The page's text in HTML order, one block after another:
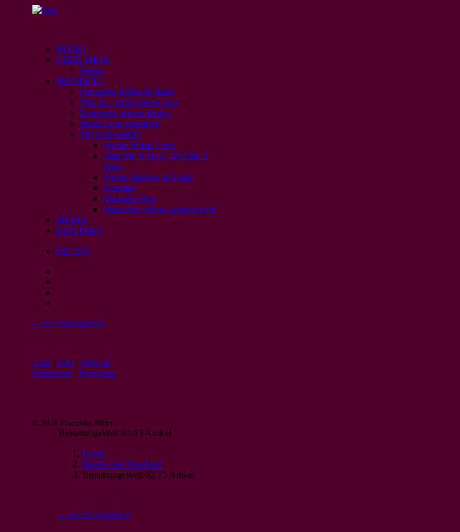
INTRO
ÜBER MICH
Presse
PROJEKTE
Franziska Böhm & Band
Plan B – Krimi meets Jazz
Bulgarian Voices Berlin
Musik zum Abschied
PROGRAMME
Movie Music Love
Sing Me A Story, Tell Me A
Song
About Shadow & Light
Gourmet
Maikäfer flieg
Mann der Arbeit, aufgewacht!
MEDIA
KONTAKT
DE / EN
→ zur Schauspielerin
Links |FAQ |Widerruf
Datenschutz |Impressum
© 2024 Franziska Böhm
BestattungsWelt 02-15 Artikel
Home
Musik zum Abschied
BestattungsWelt 02-15 Artikel
→ zur Schauspielerin